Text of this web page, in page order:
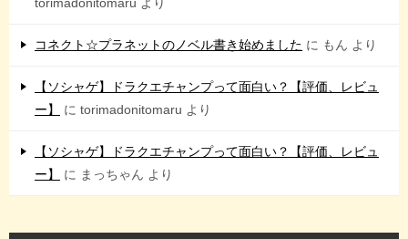
コネクト☆プラネットのノベル書き始めました に もん より
【ソシャゲ】ドラクエチャンプって面白い？【評価、レビュ
ー】
に torimadonitomaru より
【ソシャゲ】ドラクエチャンプって面白い？【評価、レビュ
ー】
に まっちゃん より